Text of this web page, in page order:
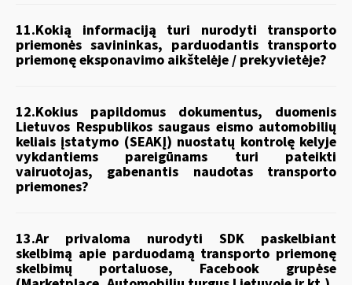
11.Kokią informaciją turi nurodyti transporto
priemonės savininkas, parduodantis transporto
priemonę eksponavimo aikštelėje / prekyvietėje?
12.Kokius papildomus dokumentus, duomenis
Lietuvos Respublikos saugaus eismo automobilių
keliais įstatymo (SEAKĮ) nuostatų kontrolę kelyje
vykdantiems pareigūnams turi pateikti
vairuotojas, gabenantis naudotas transporto
priemones?
13.Ar privaloma nurodyti SDK paskelbiant
skelbimą apie parduodamą transporto priemonę
skelbimų portaluose, Facebook grupėse